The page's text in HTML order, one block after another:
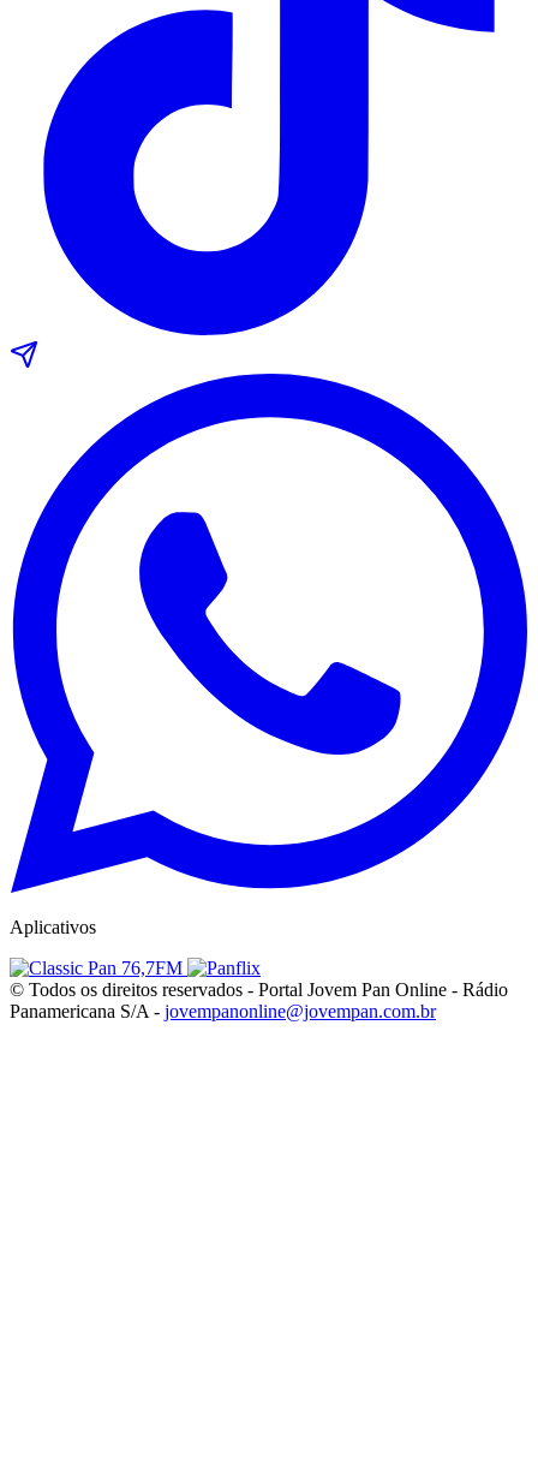
Aplicativos
© Todos os direitos reservados - Portal Jovem Pan Online - Rádio
Panamericana S/A - jovempanonline@jovempan.com.br